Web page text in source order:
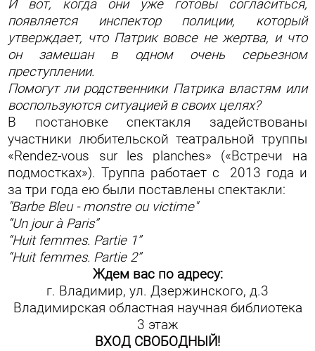
И вот, когда они уже готовы согласиться,
появляется инспектор полиции, который
утверждает, что Патрик вовсе не жертва, и что
он замешан в одном очень серьезном
преступлении.
Помогут ли родственники Патрика властям или
воспользуются ситуацией в своих целях?
В постановке спектакля задействованы
участники любительской театральной труппы
«Rendez-vous sur les planches» («Встречи на
подмостках»). Труппа работает с 2013 года и
за три года ею были поставлены спектакли:
"Barbe Bleu - monstre ou victime"
“Un jour à Paris”
“Huit femmes. Partie 1”
“Huit femmes. Partie 2”
Ждем вас по адресу:
г. Владимир, ул. Дзержинского, д.3
Владимирская областная научная библиотека
3 этаж
ВХОД СВОБОДНЫЙ!